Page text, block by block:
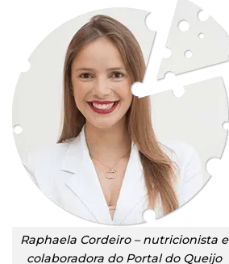
Raphaela Cordeiro – nutricionista e
colaboradora do Portal do Queijo